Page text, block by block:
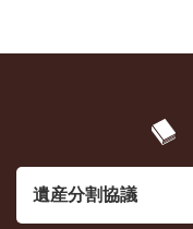
遺産分割協議